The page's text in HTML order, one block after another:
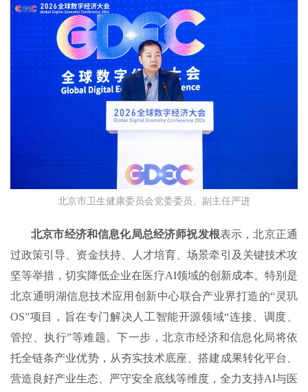
北京市卫生健康委员会党委委员、副主任严进
北京市经济和信息化局总经济师祝发根表示，北京正通
过政策引导、资金扶持、人才培育、场景牵引及关键技术攻
坚等举措，切实降低企业在医疗AI领域的创新成本。特别是
北京通明湖信息技术应用创新中心联合产业界打造的“灵玑
OS”项目，旨在专门解决人工智能开源领域“连接、调度、
管控、执行”等难题。下一步，北京市经济和信息化局将依
托全链条产业优势，从夯实技术底座、搭建成果转化平台、
营造良好产业生态、严守安全底线等维度，全力支持AI与医